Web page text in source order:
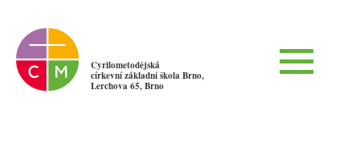
Cyrilometodějská
církevní základní škola Brno,
Lerchova 65, Brno